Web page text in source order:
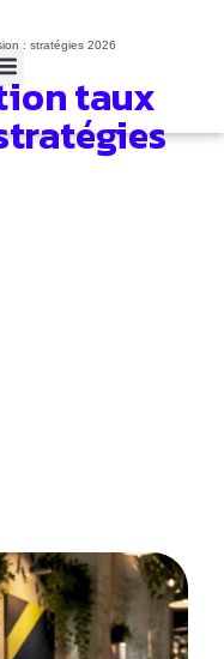
: stratégies 2026
taux